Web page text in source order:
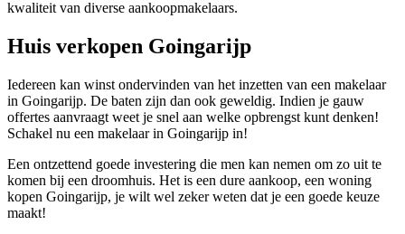
kwaliteit van diverse aankoopmakelaars.
Huis verkopen Goingarijp
Iedereen kan winst ondervinden van het inzetten van een makelaar
in Goingarijp. De baten zijn dan ook geweldig. Indien je gauw
offertes aanvraagt weet je snel aan welke opbrengst kunt denken!
Schakel nu een makelaar in Goingarijp in!
Een ontzettend goede investering die men kan nemen om zo uit te
komen bij een droomhuis. Het is een dure aankoop, een woning
kopen Goingarijp, je wilt wel zeker weten dat je een goede keuze
maakt!